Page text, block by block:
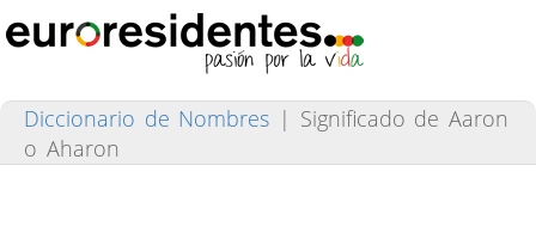
Diccionario de Nombres | Significado de Aaron
o Aharon